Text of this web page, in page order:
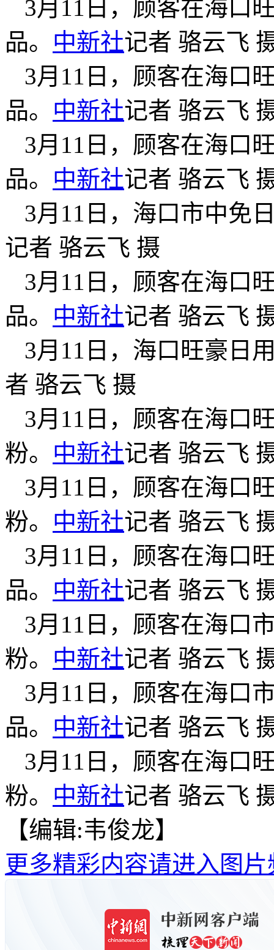
3月11日，顾客在海口
品。 中新社记者 骆云飞
3月11日，顾客在海口
品。 中新社记者 骆云飞
3月11日，顾客在海口
品。 中新社记者 骆云飞
3月11日，海口市中免
记者 骆云飞 摄
3月11日，顾客在海口
品。 中新社记者 骆云飞
3月11日，海口旺豪日
者 骆云飞 摄
3月11日，顾客在海口
粉。 中新社记者 骆云飞
3月11日，顾客在海口
粉。 中新社记者 骆云飞
3月11日，顾客在海口
品。 中新社记者 骆云飞
3月11日，顾客在海口
粉。 中新社记者 骆云飞
3月11日，顾客在海口
品。 中新社记者 骆云飞
3月11日，顾客在海口
粉。 中新社记者 骆云飞
【编辑:韦俊龙】
更多精彩内容请进入图片